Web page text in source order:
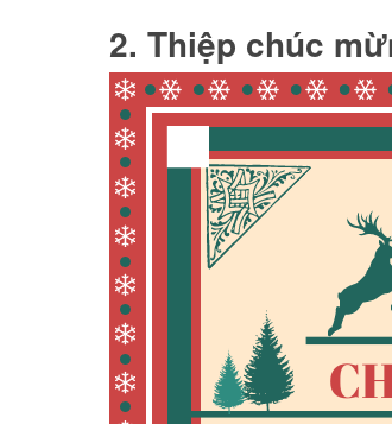
2. Thiệp chúc